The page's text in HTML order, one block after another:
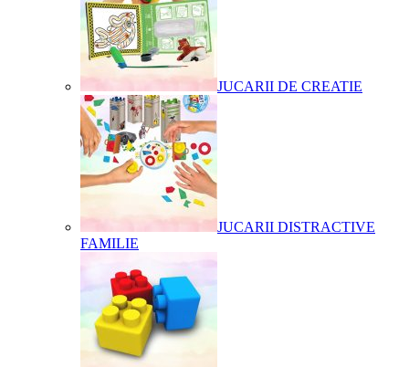
JUCARII DE CREATIE
JUCARII DISTRACTIVE
FAMILIE